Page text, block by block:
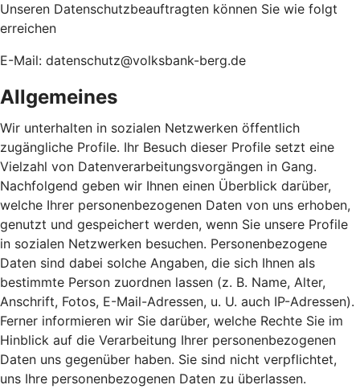
Unseren Datenschutzbeauftragten können Sie wie folgt
erreichen
E-Mail: datenschutz@volksbank-berg.de
Allgemeines
Wir unterhalten in sozialen Netzwerken öffentlich
zugängliche Profile. Ihr Besuch dieser Profile setzt eine
Vielzahl von Datenverarbeitungsvorgängen in Gang.
Nachfolgend geben wir Ihnen einen Überblick darüber,
welche Ihrer personenbezogenen Daten von uns erhoben,
genutzt und gespeichert werden, wenn Sie unsere Profile
in sozialen Netzwerken besuchen. Personenbezogene
Daten sind dabei solche Angaben, die sich Ihnen als
bestimmte Person zuordnen lassen (z. B. Name, Alter,
Anschrift, Fotos, E-Mail-Adressen, u. U. auch IP-Adressen).
Ferner informieren wir Sie darüber, welche Rechte Sie im
Hinblick auf die Verarbeitung Ihrer personenbezogenen
Daten uns gegenüber haben. Sie sind nicht verpflichtet,
uns Ihre personenbezogenen Daten zu überlassen.